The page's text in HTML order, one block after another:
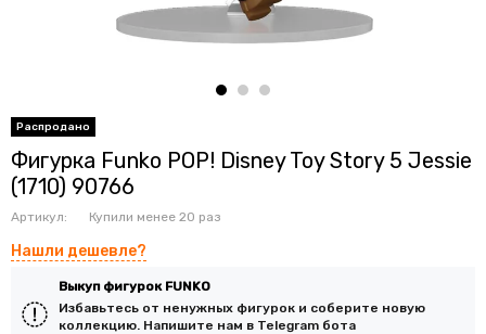
Фигурка Funko POP! Disney Toy Story 5 Jessie
(1710) 90766
Артикул: Купили менее 20 раз
Нашли дешевле?
Выкуп фигурок FUNKO
Избавьтесь от ненужных фигурок и соберите новую
коллекцию. Напишите нам в Telegram бота